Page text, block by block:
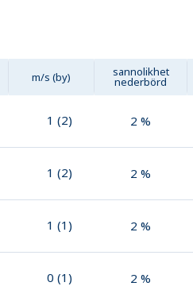
m/s (by) sannolikhet
nederbörd
1 (2) 2 %
1 (2) 2 %
1 (1) 2 %
0 (1) 2 %